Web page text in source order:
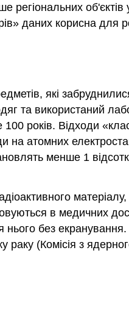
даних корисна
які
та використаний
років. Відходи
атомних
менше 1
в медичних
без екранування.
раку (Комісія з